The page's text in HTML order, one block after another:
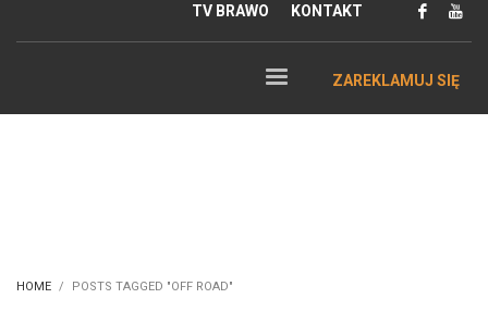
TV BRAWO KONTAKT
ZAREKLAMUJ SIĘ
HOME POSTS TAGGED "OFF ROAD"